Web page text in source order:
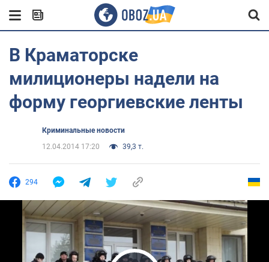
В Краматорске
милиционеры надели на
форму георгиевские ленты
Криминальные новости
12.04.2014 17:20
39,3 т.
294